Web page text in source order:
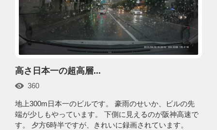
高さ日本一の超高層...
360
地上300m日本一のビルです。 豪雨のせいか、ビルの先
端が少しもやっています。 下側に見えるのが阪神高速で
す。 夕方6時半ですが、きれいに録画されています。